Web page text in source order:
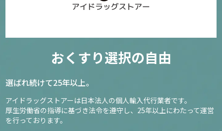
おくすり選択の自由
選ばれ続けて25年以上。
アイドラッグストアーは日本法人の個人輸入代行業者です。
厚生労働省の指導に基づき法令を遵守し、 25年以上にわたって運営
を行っております。